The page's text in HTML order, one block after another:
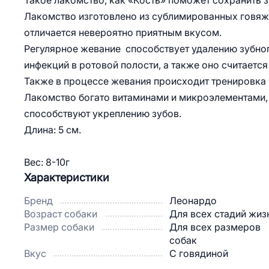
Лакомство изготовлено из сублимированных
отличается невероятно приятным вкусом.
Регулярное жевание способствует удалению
инфекций в ротовой полости, а также оно
Также в процессе жевания происходит
Лакомство богато витаминами и
способствуют укреплению зубов.
Длина: 5 см.
Вес: 8-10г
Характеристики
Бренд
Леонардо
Возраст собаки
Для всех стадий
Размер собаки
Для всех размеров
собак
Вкус
С говядиной